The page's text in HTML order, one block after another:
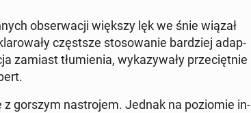
ob­ser­wa­cji większy lęk we śnie wiązał
częst­sze sto­so­wa­nie bar­dziej ad­ap­
zamiast tłu­mie­nia, wy­ka­zy­wa­ły prze­cięt­nie
gorszym na­stro­jem. Jednak na po­zio­mie in­